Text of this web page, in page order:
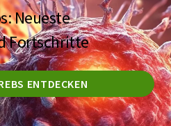
Neueste
Fortschritte
ENTDECKEN